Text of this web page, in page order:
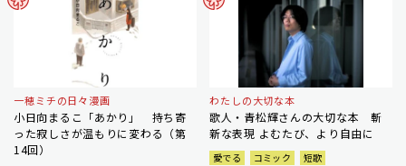
一穂ミチの日々漫画
小日向まるこ「あかり」 持ち寄
った寂しさが温もりに変わる（第
14回）
わたしの大切な本
歌人・青松輝さんの大切な本 斬
新な表現 よむたび、より自由に
愛でる コミック 短歌